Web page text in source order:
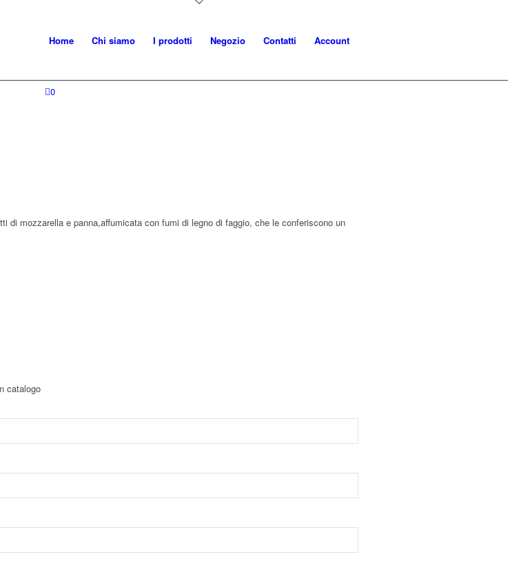
Home Chi siamo I prodotti Negozio Contatti Account
0
di mozzarella e panna,affumicata con fumi di legno di faggio, che le conferiscono un
catalogo